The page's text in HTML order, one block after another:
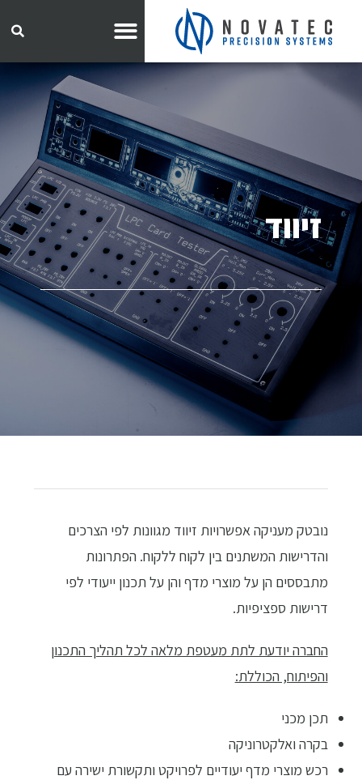
זיווד
נובטק מעניקה אפשרויות זיווד מגוונות לפי הצרכים
והדרישות המשתנים בין לקוח ללקוח. הפתרונות
מתבססים הן על מוצרי מדף והן על תכנון ייעודי לפי
דרישות ספציפיות.
החברה יודעת לתת מעטפת מלאה לכל תהליך התכנון
והפיתוח, הכוללת:
תכן מכני
בקרה ואלקטרוניקה
רכש מוצרי מדף יעודיים לפרויקט ותקשורת ישירה עם